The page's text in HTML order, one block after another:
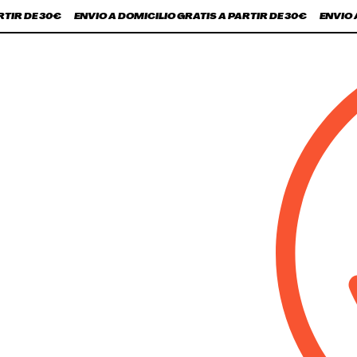
DE 30€ ENVÍO A DOMICILIO GRATIS A PARTIR DE 30€ ENVÍO